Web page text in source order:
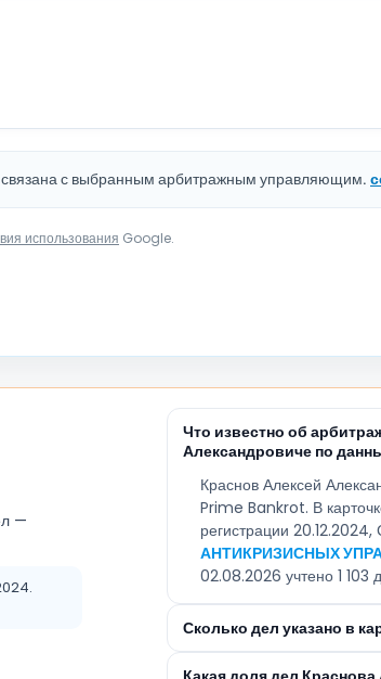
связана с выбранным арбитражным управляющим.
использования Google.
—
Что известно об
Александровиче по
Краснов Алексей
Prime Bankrot. В
регистрации
АНТИКРИЗИСНЫХ
02.08.2026 учтено 1 103
Сколько дел указано в